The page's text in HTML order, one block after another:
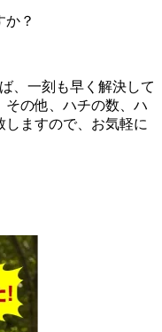
か？
、一刻も早く解決して
その他、ハチの数、ハ
ますので、お気軽に